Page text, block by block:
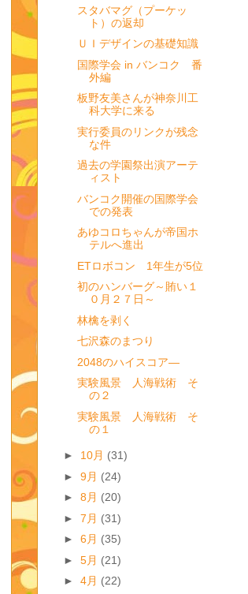
スタバマグ（プーケッ
ト）の返却
ＵＩデザインの基礎知識
国際学会 in バンコク 番
外編
板野友美さんが神奈川工
科大学に来る
実行委員のリンクが残念
な件
過去の学園祭出演アーテ
ィスト
バンコク開催の国際学会
での発表
あゆコロちゃんが帝国ホ
テルへ進出
ETロボコン 1年生が5位
初のハンバーグ～賄い１
０月２７日～
林檎を剥く
七沢森のまつり
2048のハイスコア―
実験風景 人海戦術 そ
の２
実験風景 人海戦術 そ
の１
► 10月 (31)
► 9月 (24)
► 8月 (20)
► 7月 (31)
► 6月 (35)
► 5月 (21)
► 4月 (22)